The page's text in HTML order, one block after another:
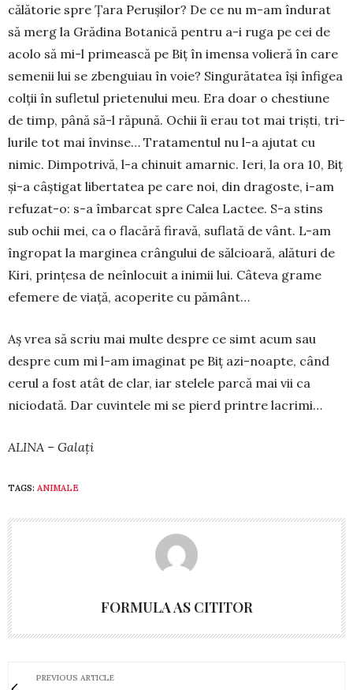
călătorie spre Țara Pe­rușilor? De ce nu m-am în­durat
să merg la Grădina Botanică pentru a-i ruga pe cei de
acolo să mi-l primească pe Biț în imensa vo­lieră în care
semenii lui se zben­guiau în voie? Sin­gurătatea își înfigea
col­ții în su­fletul pri­e­tenului meu. Era doar o ches­tiune
de timp, până să-l ră­pună. Ochii îi erau tot mai triști, tri­
lurile tot mai în­vin­se… Tratamentul nu l-a ajutat cu
nimic. Dim­po­tri­vă, l-a chinuit amar­nic. Ieri, la ora 10, Biț
și-a câștigat libertatea pe care noi, din dra­goste, i-am
refu­zat-o: s-a îm­barcat spre Ca­lea Lactee. S-a stins
sub ochii mei, ca o flacără fi­­ravă, suflată de vânt. L-am
îngropat la margi­nea crân­gului de sălcioară, alături de
Kiri, prin­țesa de ne­înlocuit a inimii lui. Câteva grame
efe­mere de via­ță, aco­perite cu pă­mânt…
Aș vrea să scriu mai mul­te despre ce simt acum sau
des­pre cum mi l-am ima­ginat pe Biț azi-noapte, când
cerul a fost atât de clar, iar stelele parcă mai vii ca
niciodată. Dar cu­vin­tele mi se pierd printre la­crimi…
ALINA – Galați
TAGS: ANIMALE
FORMULA AS CITITOR
PREVIOUS ARTICLE